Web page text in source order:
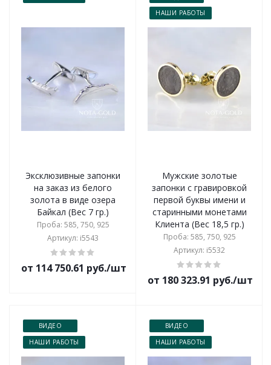
Эксклюзивные запонки
на заказ из белого
золота в виде озера
Байкал (Вес 7 гр.)
Проба: 585, 750, 925
Артикул: i5543
от 114 750.61 руб./шт
НАШИ РАБОТЫ
Мужские золотые
запонки с гравировкой
первой буквы имени и
старинными монетами
Клиента (Вес 18,5 гр.)
Проба: 585, 750, 925
Артикул: i5532
от 180 323.91 руб./шт
ВИДЕО
НАШИ РАБОТЫ
ВИДЕО
НАШИ РАБОТЫ